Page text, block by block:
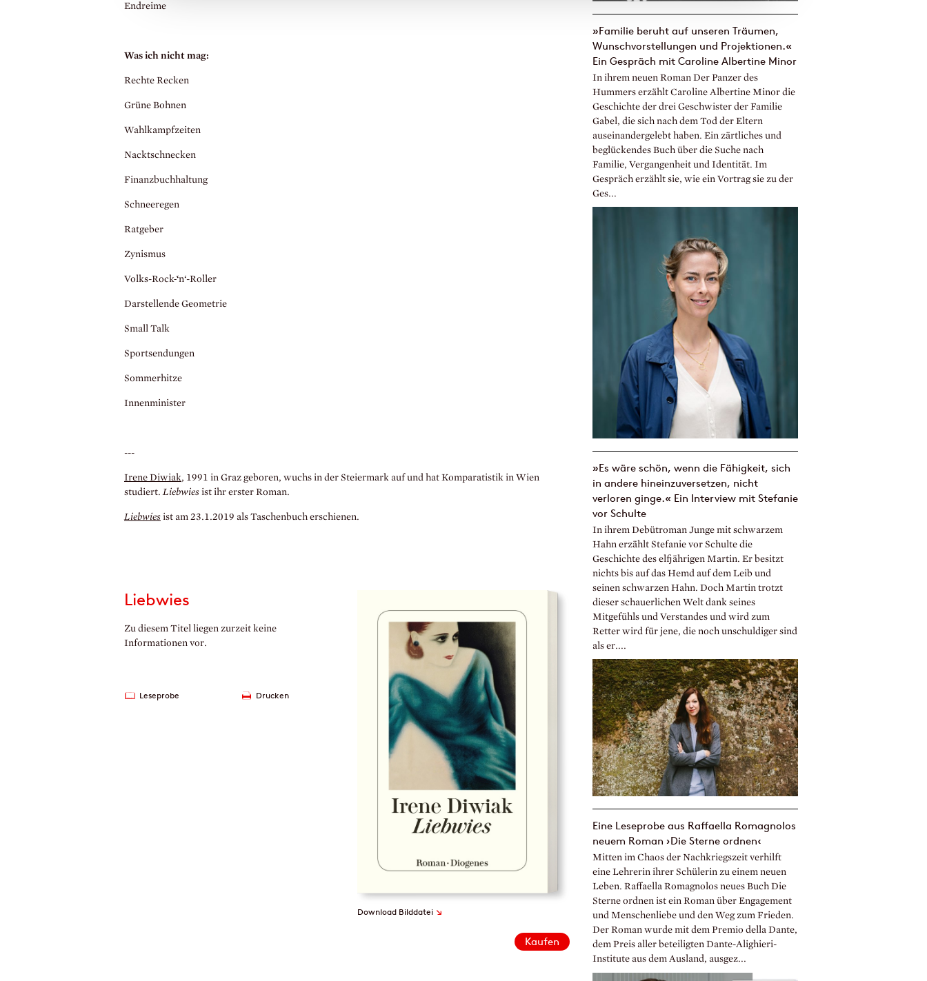
Endreime
Was ich nicht mag:
Rechte Recken
Grüne Bohnen
Wahlkampfzeiten
Nacktschnecken
Finanzbuchhaltung
Schneeregen
Ratgeber
Zynismus
Volks-Rock-̕‘n‘-Roller
Darstellende Geometrie
Small Talk
Sportsendungen
Sommerhitze
Innenminister
---
Irene Diwiak, 1991 in Graz geboren, wuchs in der Steiermark auf und hat Komparatistik in Wien
studiert.Liebwies ist ihr erster Roman.
Liebwies ist am 23.1.2019 als Taschenbuch erschienen.
Download Bilddatei ↘
Kaufen
Liebwies
Zu diesem Titel liegen zurzeit keine
Informationen vor.
Leseprobe Drucken
»Familie beruht auf unseren Träumen,
Wunschvorstellungen und Projektionen.«
Ein Gespräch mit Caroline Albertine Minor
In ihrem neuen Roman Der Panzer des
Hummers erzählt Caroline Albertine Minor die
Geschichte der drei Geschwister der Familie
Gabel, die sich nach dem Tod der Eltern
auseinandergelebt haben. Ein zärtliches und
beglückendes Buch über die Suche nach
Familie, Vergangenheit und Identität. Im
Gespräch erzählt sie, wie ein Vortrag sie zu der
Ges...
»Es wäre schön, wenn die Fähigkeit, sich
in andere hineinzuversetzen, nicht
verloren ginge.« Ein Interview mit Stefanie
vor Schulte
In ihrem Debütroman Junge mit schwarzem
Hahn erzählt Stefanie vor Schulte die
Geschichte des elfjährigen Martin. Er besitzt
nichts bis auf das Hemd auf dem Leib und
seinen schwarzen Hahn. Doch Martin trotzt
dieser schauerlichen Welt dank seines
Mitgefühls und Verstandes und wird zum
Retter wird für jene, die noch unschuldiger sind
als er....
Eine Leseprobe aus Raffaella Romagnolos
neuem Roman ›Die Sterne ordnen‹
Mitten im Chaos der Nachkriegszeit verhilft
eine Lehrerin ihrer Schülerin zu einem neuen
Leben. Raffaella Romagnolos neues Buch Die
Sterne ordnen ist ein Roman über Engagement
und Menschenliebe und den Weg zum Frieden.
Der Roman wurde mit dem Premio della Dante,
dem Preis aller beteiligten Dante-Alighieri-
Institute aus dem Ausland, ausgez...